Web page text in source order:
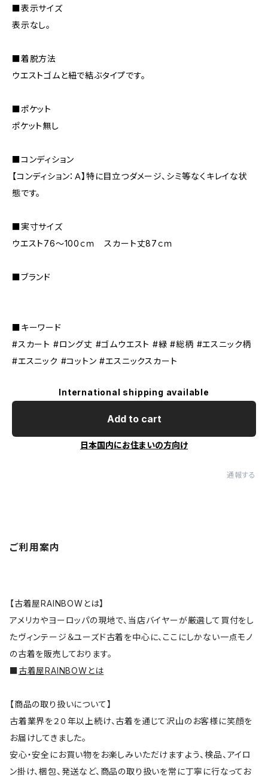
■表示サイズ
表示なし。
■着脱方法
ウエストゴムと紐で結ぶタイプです。
■ポケット
ポケット無し
■コンディション
【コンディション：Ａ】特に目立つダメージ、シミ等なくキレイな状
態です。
■実寸サイズ
ウエスト76～100ｃｍ スカート丈87ｃｍ
■ブランド
■キーワード
#スカート #ロング丈 #ゴムウエスト #緑 #総柄 #エスニック柄
#エスニック #コットン #エスニックスカート
International shipping available
Add to cart
日本国内にお住まいの方向け
通報する
ご利用案内
【古着屋RAINBOWとは】
アメリカやヨーロッパの現地で、当店バイヤーが厳選して買付をし
たヴィンテージ＆ユーズド古着を中心に、ここにしかない一点モノ
の古着を販売しております。
■古着屋RAINBOWとは
【商品の取り扱いについて】
古着業界を２０年以上続け、古着を通じて沢山のお客様に笑顔を
お届けしてきました。
安心・安全にお買い物をお楽しみいただけますよう、検品、アイロ
ン掛け、梱包、発送など、商品の取り扱いを常に丁寧に行なってお